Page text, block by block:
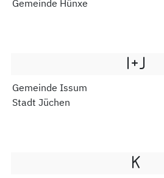
Gemeinde Hünxe
I+J
Gemeinde Issum
Stadt Jüchen
K